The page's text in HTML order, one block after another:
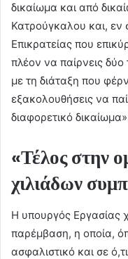
δικαίωμα και από
Κατρούγκαλου και, εν
Επικρατείας που
πλέον να παίρνεις δύο
με τη διάταξη που
εξακολουθήσεις να
διαφορετικό
«Τέλος στην
χιλιάδων
Η υπουργός Εργασίας
παρέμβαση, η οποία,
ασφαλιστικό και σε